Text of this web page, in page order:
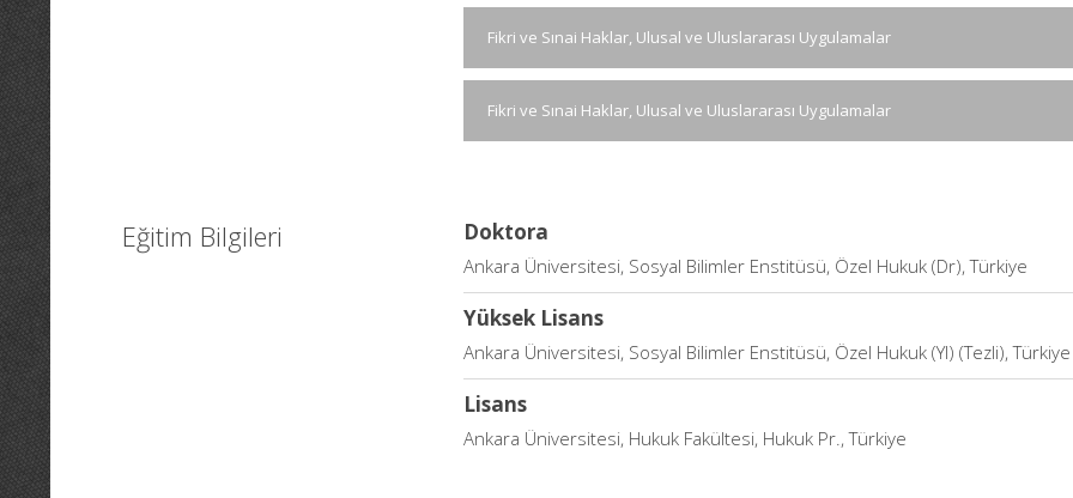
Fikri ve Sınai Haklar, Ulusal ve Uluslararası Uygulamalar
Fikri ve Sınai Haklar, Ulusal ve Uluslararası Uygulamalar
Eğitim Bilgileri Doktora
Ankara Üniversitesi, Sosyal Bilimler Enstitüsü, Özel Hukuk (Dr), Türkiye
Yüksek Lisans
Ankara Üniversitesi, Sosyal Bilimler Enstitüsü, Özel Hukuk (Yl) (Tezli), Türkiye
Lisans
Ankara Üniversitesi, Hukuk Fakültesi, Hukuk Pr., Türkiye